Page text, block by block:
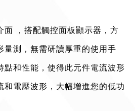
面 ，搭配觸控面板顯示器，方
量測，無需研讀厚重的使用手
點和性能，使得此元件電流波形
和電壓波形，大幅增進您的低功